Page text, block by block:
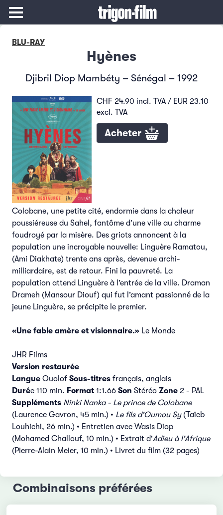
BLU-RAY
Hyènes
Djibril Diop Mambéty – Sénégal – 1992
CHF 24.90 incl. TVA / EUR 23.10
excl. TVA
Acheter
Colobane, une petite cité, endormie dans la chaleur
poussiéreuse du Sahel, fantôme d’une ville au charme
foudroyé par la misère. Des griots annoncent à la
population une incroyable nouvelle: Linguère Ramatou,
(Ami Diakhate) trente ans après, devenue archi-
milliardaire, est de retour. Fini la pauvreté. La
population attend Linguère à l’entrée de la ville. Draman
Drameh (Mansour Diouf) qui fut l’amant passionné de la
jeune Linguère, se précipite le premier.
«Une fable amère et visionnaire.» Le Monde
JHR Films
Version restaurée
Langue Ouolof Sous-titres français, anglais
Durée 110 min. Format 1:1.66 Son Stéréo Zone 2 - PAL
Suppléments Ninki Nanka - Le prince de Colobane
(Laurence Gavron, 45 min.) • Le fils d'Oumou Sy(Taïeb
Louhichi, 26 min.) • Entretien avec Wasis Diop
(Mohamed Challouf, 10 min.) • Extrait d'Adieu à l'Afrique
(Pierre-Alain Meier, 10 min.) • Livret du film (32 pages)
Combinaisons préférées